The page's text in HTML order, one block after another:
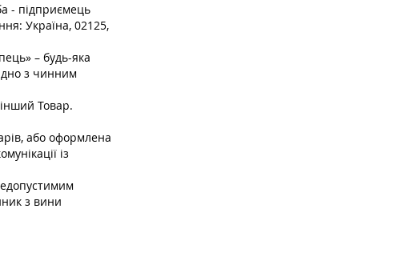
- підприємець
Україна, 02125,
– будь-яка
з чинним
Товар.
або оформлена
із
з вини